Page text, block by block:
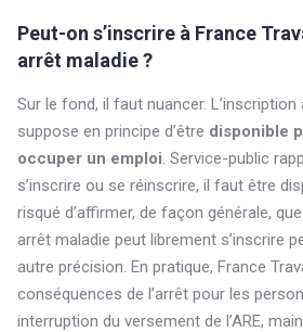
Peut-on s’inscrire à France
arrêt maladie ?
Sur le fond, il faut nuancer. L’inscription
suppose en principe d’être disponible
occuper un emploi. Service-public
s’inscrire ou se réinscrire, il faut être
risqué d’affirmer, de façon générale,
arrêt maladie peut librement s’inscrire
autre précision. En pratique, France
conséquences de l’arrêt pour les
interruption du versement de l’ARE,